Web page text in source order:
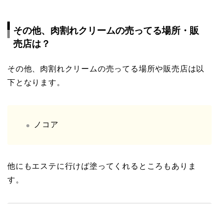
その他、肉割れクリームの売ってる場所・販
売店は？
その他、肉割れクリームの売ってる場所や販売店は以
下となります。
ノコア
他にもエステに行けば塗ってくれるところもありま
す。